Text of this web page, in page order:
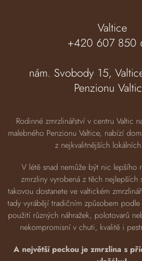
Valtice
+420 607 850
nám. Svobody 15,
Penzionu
Rodinné zmrzlinářství v centru Valtic
malebného Penzionu Valtice, nabízí
z nejkvalitnějších
V létě snad nemůže být nic lepšího
zmrzliny vyrobená z těch
takovou dostanete ve valtickém
tady vyrábějí tradičním způsobem
použití různých náhražek, polotovarů
nekompromisní v chuti, kvalitě i
A největší peckou je zmrzlina s